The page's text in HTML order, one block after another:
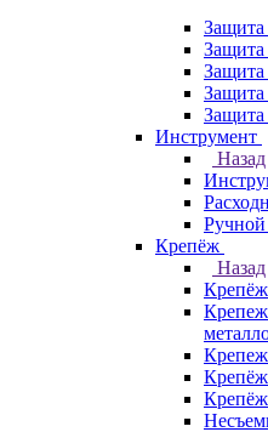
Инструмент
Назад
Крепёж
Назад
Крепёж
Крепеж
Крепёж